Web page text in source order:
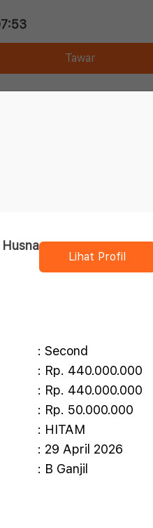
Tawar
Lihat Profil
: Second
: Rp. 440.000.000
: Rp. 440.000.000
: Rp. 50.000.000
: HITAM
: 29 April 2026
: B Ganjil